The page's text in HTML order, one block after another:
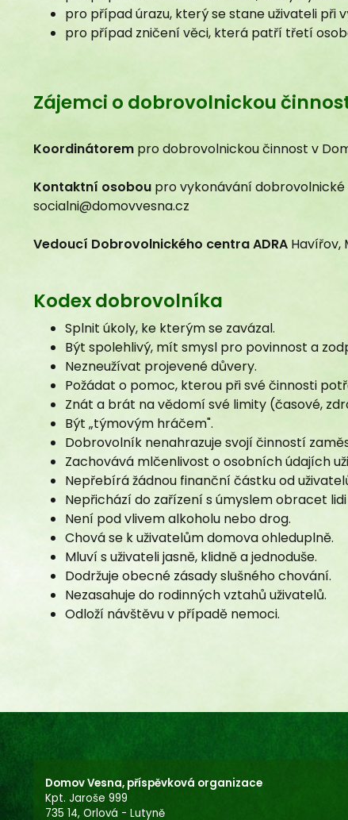
pro případ úrazu, který se stane uživateli při
pro případ zničení věci, která patří třetí
Koordinátorem pro dobrovolnickou činnost v
Kontaktní osobou pro vykonávání dobrovolnické
socialni@domovvesna.cz
Vedoucí Dobrovolnického centra ADRA Havířov,
Kodex dobrovolníka
Splnit úkoly, ke kterým se zavázal.
Být spolehlivý, mít smysl pro povinnost a
Nezneužívat projevené důvery.
Požádat o pomoc, kterou při své činnosti
Znát a brát na vědomí své limity (časové,
Být „týmovým hráčem".
Dobrovolník nenahrazuje svojí činností
Zachovává mlčenlivost o osobních údajích
Nepřebírá žádnou finanční částku od
Nepřichází do zařízení s úmyslem obracet
Není pod vlivem alkoholu nebo drog.
Chová se k uživatelům domova ohleduplně.
Mluví s uživateli jasně, klidně a jednoduše.
Dodržuje obecné zásady slušného chování.
Nezasahuje do rodinných vztahů uživatelů.
Odloží návštěvu v případě nemoci.
Domov Vesna, příspěvková organizace
Kpt. Jaroše 999
735 14, Orlová - Lutyně